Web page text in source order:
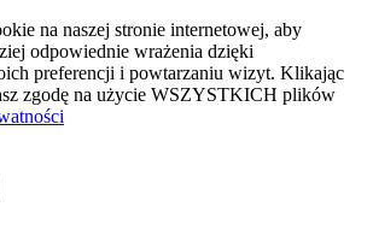
na naszej stronie internetowej, aby
odpowiednie wrażenia dzięki
preferencji i powtarzaniu wizyt. Klikając
zgodę na użycie WSZYSTKICH plików